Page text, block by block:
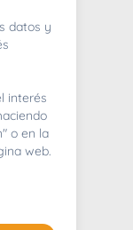
datos y
interés
o en la
web.